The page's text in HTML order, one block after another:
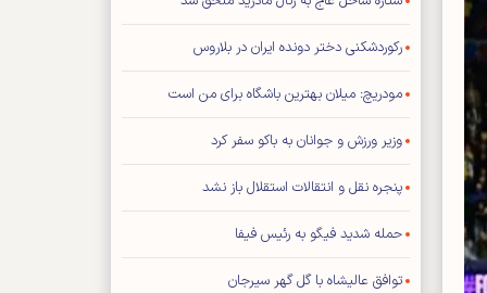
رکوردشکنی دختر دونده ایران در بلاروس
مودریچ: میلان بهترین باشگاه برای من است
وزیر ورزش و جوانان به باکو سفر کرد
پنجره نقل و انتقالات استقلال باز نشد
حمله شدید فیگو به رئیس فیفا
توافق عالیشاه با گل گهر سیرجان